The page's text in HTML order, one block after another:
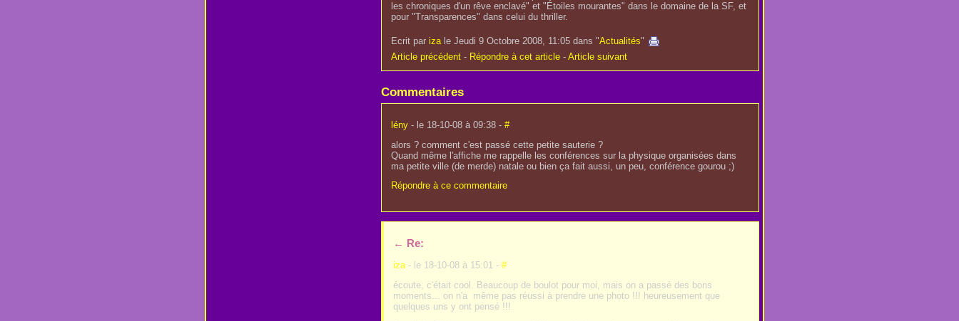
les chroniques d'un rêve enclavé" et "Étoiles mourantes" dans le domaine de la SF, et
pour "Transparences" dans celui du thriller.
Ecrit par izale Jeudi 9 Octobre 2008, 11:05 dans "Actualités"
Article précédent- Répondre à cet article- Article suivant
Commentaires
lény- le 18-10-08 à 09:38 - #
alors ? comment c'est passé cette petite sauterie ?
Quand même l'affiche me rappelle les conférences sur la physique organisées dans
ma petite ville (de merde) natale ou bien ça fait aussi, un peu, conférence gourou ;)
Répondre à ce commentaire
← Re:
iza- le 18-10-08 à 15:01 - #
écoute, c'était cool. Beaucoup de boulot pour moi, mais on a passé des bons
moments... on n'a même pas réussi à prendre une photo !!! heureusement que
quelques uns y ont pensé !!!